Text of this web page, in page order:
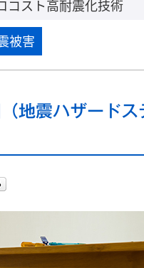
コスト高耐震化技術
被害
地震ハザードス